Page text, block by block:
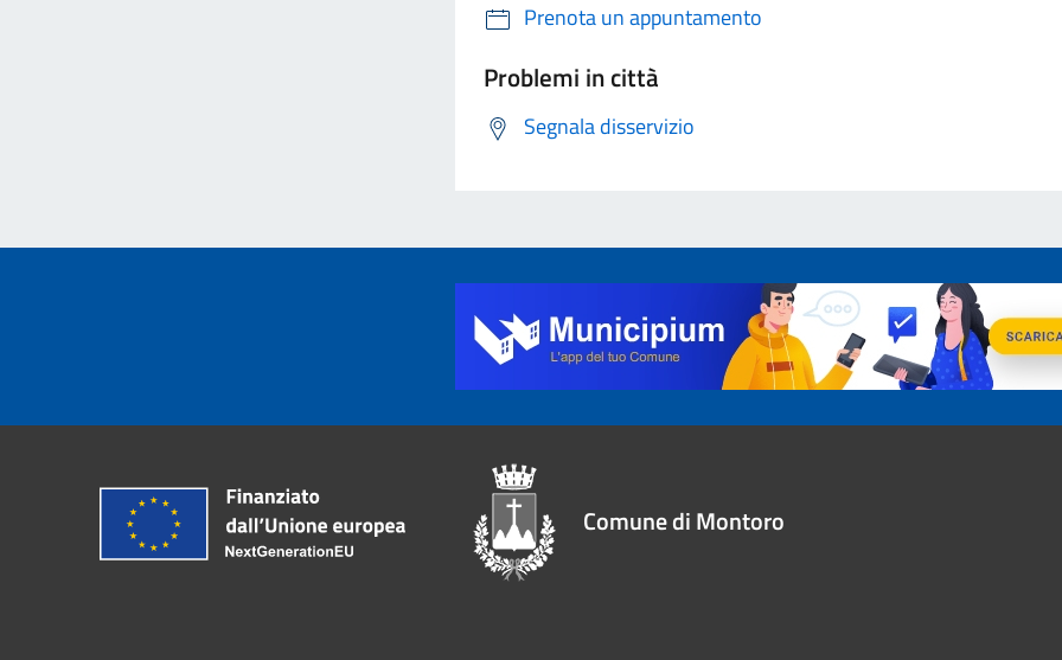
Prenota un appuntamento
Problemi in città
Segnala disservizio
Comune di Montoro